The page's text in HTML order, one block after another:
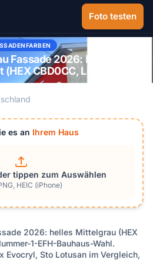
Foto testen
Fassade 2026: Hellgrau-
(HEX CBD0CC, LRV 60)
es an Ihrem Haus
tippen zum Auswählen
HEIC (iPhone)
2026: helles Mittelgrau (HEX
1-EFH-Bauhaus-Wahl.
Evocryl, Sto Lotusan im Vergleich,